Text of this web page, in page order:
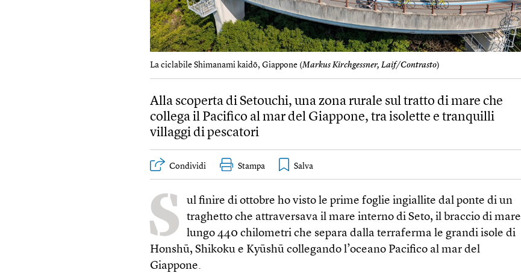
La ciclabile Shimanami kaidō, Giappone (Markus Kirchgessner, Laif/Contrasto)
Alla scoperta di Setouchi, una zona rurale sul tratto di mare che
collega il Pacifico al mar del Giappone, tra isolette e tranquilli
villaggi di pescatori
Condividi Stampa
S
ul finire di ottobre ho visto le prime foglie ingiallite dal ponte di un
traghetto che attraversava il mare interno di Seto, il braccio di mare
lungo 440 chilometri che separa dalla terraferma le grandi isole di
Honshū, Shikoku e Kyūshū collegando l’oceano Pacifico al mar del
Giappone.